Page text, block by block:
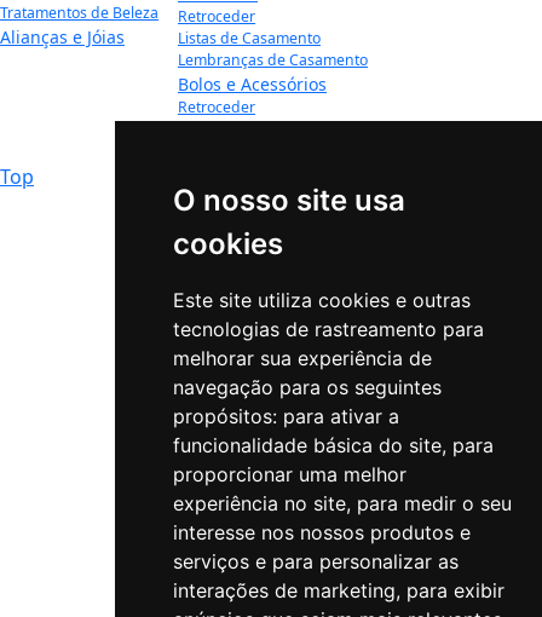
O nosso site usa
cookies
Este site utiliza cookies e outras
tecnologias de rastreamento para
melhorar sua experiência de
navegação para os seguintes
propósitos: para ativar a
funcionalidade básica do site, para
proporcionar uma melhor
experiência no site, para medir o seu
interesse nos nossos produtos e
serviços e para personalizar as
interações de marketing, para exibir
Tratamentos de Beleza
Alianças e Jóias
Retroceder
Listas de Casamento
Lembranças de Casamento
Bolos e Acessórios
Retroceder
Top